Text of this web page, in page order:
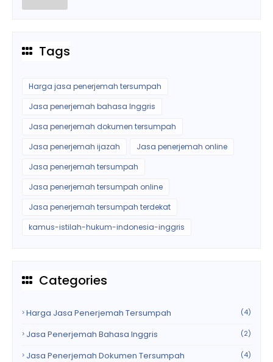
Tags
Harga jasa penerjemah tersumpah
Jasa penerjemah bahasa Inggris
Jasa penerjemah dokumen tersumpah
Jasa penerjemah ijazah
Jasa penerjemah online
Jasa penerjemah tersumpah
Jasa penerjemah tersumpah online
Jasa penerjemah tersumpah terdekat
kamus-istilah-hukum-indonesia-inggris
Categories
Harga Jasa Penerjemah Tersumpah (4)
Jasa Penerjemah Bahasa Inggris (2)
Jasa Penerjemah Dokumen Tersumpah (4)